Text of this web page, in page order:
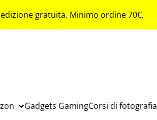
gratuita. Minimo ordine 70€.
Gadgets GamingCorsi di fotografia